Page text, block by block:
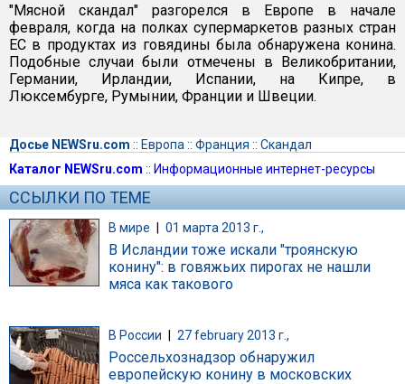
"Мясной скандал" разгорелся в Европе в начале
февраля, когда на полках супермаркетов разных стран
ЕС в продуктах из говядины была обнаружена конина.
Подобные случаи были отмечены в Великобритании,
Германии, Ирландии, Испании, на Кипре, в
Люксембурге, Румынии, Франции и Швеции.
Досье NEWSru.com :: Европа :: Франция :: Скандал
Каталог NEWSru.com :: Информационные интернет-ресурсы
ССЫЛКИ ПО ТЕМЕ
В мире | 01 марта 2013 г.,
В Исландии тоже искали "троянскую
конину": в говяжьих пирогах не нашли
мяса как такового
В России 27 february 2013 г.,
Россельхознадзор обнаружил
европейскую конину в московских